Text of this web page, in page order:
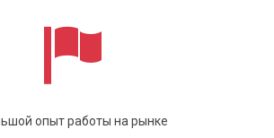
опыт работы на рынке